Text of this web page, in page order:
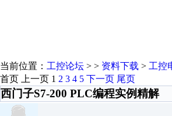
当前位置： 工控论坛 > > 资料下载 > 工控
首页 上一页 1 2 3 4 5 下一页 尾页
西门子S7-200 PLC编程实例精解